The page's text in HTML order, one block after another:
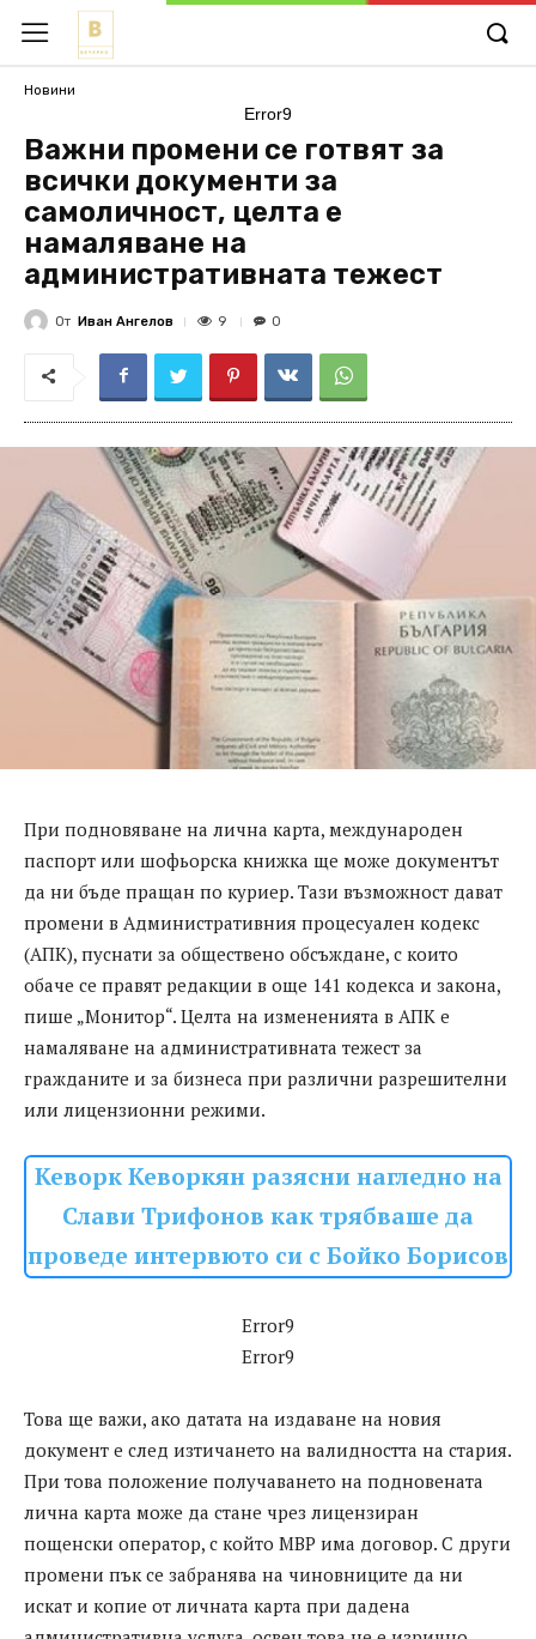
Новини
Error9
Важни промени се готвят за
всички документи за
самоличност, целта е
намаляване на
административната тежест
От Иван Ангелов 9 0
При подновяване на лична карта, международен
паспорт или шофьорска книжка ще може документът
да ни бъде пращан по куриер. Тази възможност дават
промени в Административния процесуален кодекс
(АПК), пуснати за обществено обсъждане, с които
обаче се правят редакции в още 141 кодекса и закона,
пише „Монитор“. Целта на измененията в АПК е
намаляване на административната тежест за
гражданите и за бизнеса при различни разрешителни
или лицензионни режими.
Кеворк Кеворкян разясни нагледно на
Слави Трифонов как трябваше да
проведе интервюто си с Бойко Борисов
Error9
Error9
Това ще важи, ако датата на издаване на новия
документ е след изтичането на валидността на стария.
При това положение получаването на подновената
лична карта може да стане чрез лицензиран
пощенски оператор, с който МВР има договор. С други
промени пък се забранява на чиновниците да ни
искат и копие от личната карта при дадена